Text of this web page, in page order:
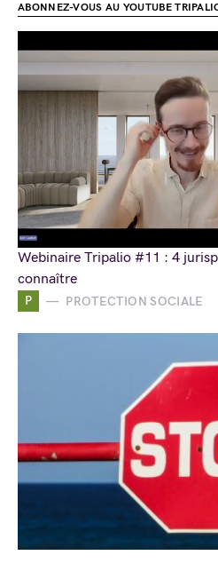
P PROTECTION SOCIALE
ABONNEZ-VOUS AU YOUTUBE
Webinaire Tripalio #11 : 4
connaître